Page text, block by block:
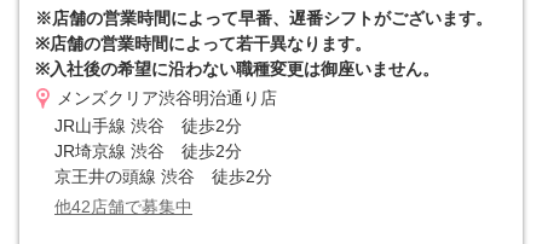
本社で吸い上げる組織体制を整えています。さらに集客～予約入力ま
でを本社で集約していることから、店舗の事務作業が最小限で済むと
いうメリットも。集客を全て本社で担当するため、個人ノルマなどが
一切発生しないのも特徴です。
■■ 入社初月からインセンティブが発生 ■■
インセンティブというと「優秀な人だけ」というイメージがあります
が、当社はそうではありません。リピート率の高さや成長市場という
優位性もあり、インセンティブを獲得するハードルは決して高くない
ものになっています。そのため「高収入を実現したい」という方にも
※店舗の営業時間によって早番、遅番シフトがございます。
※店舗の営業時間によって若干異なります。
※入社後の希望に沿わない職種変更は御座いません。
メンズクリア渋谷明治通り店
JR山手線 渋谷 徒歩2分
JR埼京線 渋谷 徒歩2分
京王井の頭線 渋谷 徒歩2分
他42店舗で募集中